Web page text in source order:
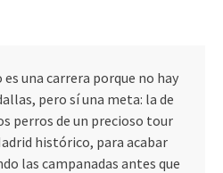
una carrera porque no hay
pero sí una meta: la de
perros de un precioso tour
histórico, para acabar
las campanadas antes que